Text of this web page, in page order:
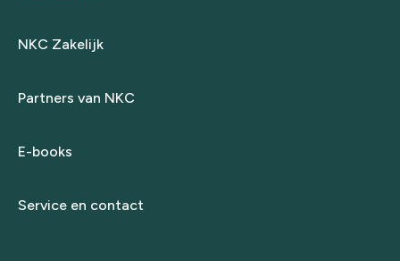
NKC Zakelijk
Partners van NKC
E-books
Service en contact